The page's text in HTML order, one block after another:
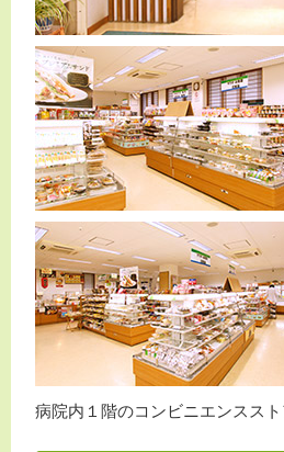
病院内１階のコンビニエンススト